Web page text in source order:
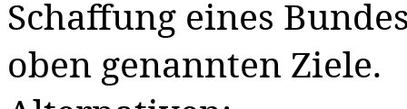
Schaffung eines
oben genannten Ziele.